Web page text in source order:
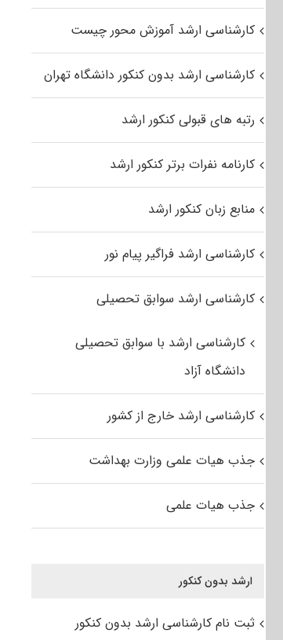
کارشناسی ارشد آموزش محور چیست
کارشناسی ارشد بدون کنکور دانشگاه تهران
رتبه های قبولی کنکور ارشد
کارنامه نفرات برتر کنکور ارشد
منابع زبان کنکور ارشد
کارشناسی ارشد فراگیر پیام نور
کارشناسی ارشد سوابق تحصیلی
کارشناسی ارشد با سوابق تحصیلی
دانشگاه آزاد
کارشناسی ارشد خارج از کشور
جذب هیات علمی وزارت بهداشت
جذب هیات علمی
ارشد بدون کنکور
ثبت نام کارشناسی ارشد بدون کنکور